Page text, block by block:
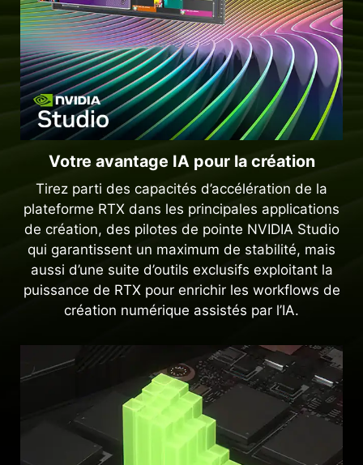
Votre avantage IA pour la création
Tirez parti des capacités d’accélération de la
plateforme RTX dans les principales applications
de création, des pilotes de pointe NVIDIA Studio
qui garantissent un maximum de stabilité, mais
aussi d’une suite d’outils exclusifs exploitant la
puissance de RTX pour enrichir les workflows de
création numérique assistés par l’IA.